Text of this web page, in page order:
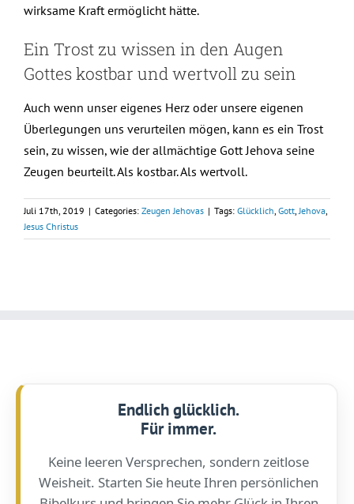
wirksame Kraft ermöglicht hätte.
Ein Trost zu wissen in den Augen
Gottes kostbar und wertvoll zu sein
Auch wenn unser eigenes Herz oder unsere eigenen
Überlegungen uns verurteilen mögen, kann es ein Trost
sein, zu wissen, wie der allmächtige Gott Jehova seine
Zeugen beurteilt. Als kostbar. Als wertvoll.
Juli 17th, 2019 | Categories: Zeugen Jehovas | Tags: Glücklich, Gott,Jehova,
Jesus Christus
Endlich glücklich.
Für immer.
Keine leeren Versprechen, sondern zeitlose
Weisheit. Starten Sie heute Ihren persönlichen